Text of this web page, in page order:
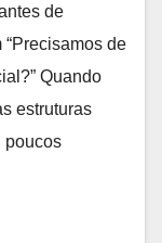
de
de
Quando
estruturas
poucos